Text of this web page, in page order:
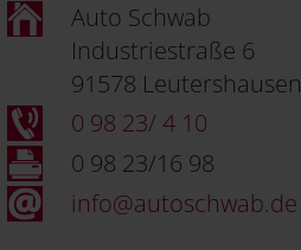
Auto Schwab
Industriestraße 6
91578 Leutershausen
0 98 23/ 4 10
0 98 23/16 98
info@autoschwab.de